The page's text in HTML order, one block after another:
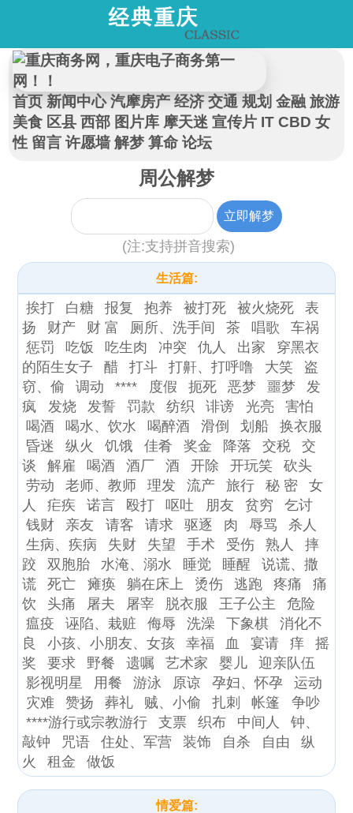
首页 新闻中心 汽摩房产 经济 交通 规划 金融 旅游
美食 区县 西部 图片库 摩天迷 宣传片 IT CBD 女
性 留言 许愿墙 解梦 算命 论坛
周公解梦
(注:支持拼音搜索)
生活篇:
挨打 白糖 报复 抱养 被打死 被火烧死
表
扬
财产 财 富 厕所、洗手间 茶 唱歌
车祸
惩罚
吃饭 吃生肉 冲突 仇人 出家
穿黑衣
的陌生女子
醋 打斗 打鼾、打呼噜 大笑
盗
窃、偷
调动 **** 度假 扼死 恶梦 噩梦
发
疯
发烧 发誓 罚款 纺织 诽谤 光亮
害怕
喝酒
喝水、饮水 喝醉酒 滑倒 划船
换衣服
昏迷
纵火 饥饿 佳肴 奖金 降落 交税
交
谈
解雇 喝酒 酒厂 酒 开除 开玩笑
砍头
劳动
老师、教师 理发 流产 旅行 秘 密
女
人
疟疾 诺言 殴打 呕吐 朋友 贫穷
乞讨
钱财
亲友 请客 请求 驱逐 肉 辱骂
杀人
生病、疾病
失财 失望 手术 受伤 熟人
摔
跤
双胞胎 水淹、溺水 睡觉 睡醒
说谎、撒
谎
死亡 瘫痪 躺在床上 烫伤 逃跑 疼痛
痛
饮
头痛 屠夫 屠宰 脱衣服 王子公主
危险
瘟疫
诬陷、栽赃 侮辱 洗澡 下象棋
消化不
良
小孩、小朋友、女孩 幸福 血 宴请 痒
摇
奖
要求 野餐 遗嘱 艺术家 婴儿
迎亲队伍
影视明星
用餐 游泳 原谅 孕妇、怀孕
运动
灾难
赞扬 葬礼 贼、小偷 扎刺 帐篷
争吵
****游行或宗教游行
支票 织布 中间人
钟、
敲钟
咒语 住处、军营 装饰 自杀 自由
纵
火
租金 做饭
情爱篇: